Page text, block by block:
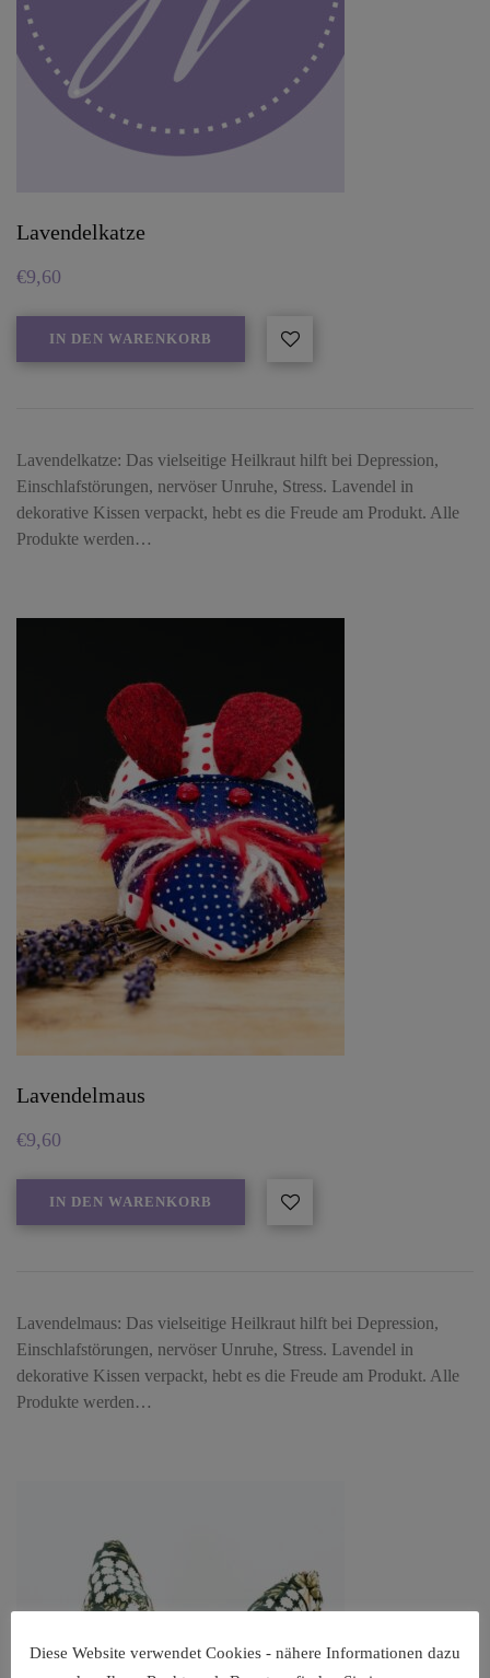
Lavendelkatze
€9,60
IN DEN WARENKORB
Lavendelkatze: Das vielseitige Heilkraut hilft bei Depression,
Einschlafstörungen, nervöser Unruhe, Stress. Lavendel in
dekorative Kissen verpackt, hebt es die Freude am Produkt. Alle
Produkte werden…
Lavendelmaus
€9,60
IN DEN WARENKORB
Lavendelmaus: Das vielseitige Heilkraut hilft bei Depression,
Einschlafstörungen, nervöser Unruhe, Stress. Lavendel in
dekorative Kissen verpackt, hebt es die Freude am Produkt. Alle
Produkte werden…
Diese Website verwendet Cookies - nähere Informationen dazu